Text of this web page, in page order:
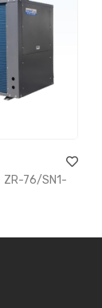
ZR-76/SN1-